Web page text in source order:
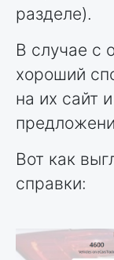
разделе).
В случае с
хороший
на их сайт
Вот как
справки: